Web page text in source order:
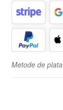
Metode de plata